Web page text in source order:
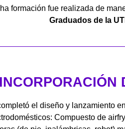
formación fue realizada de
Graduados de la
el diseño y lanzamiento
Compuesto de